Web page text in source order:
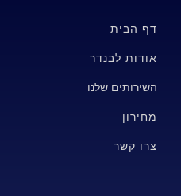
דף הבית
אודות לבנדר
השירותים שלנו
מחירון
צרו קשר